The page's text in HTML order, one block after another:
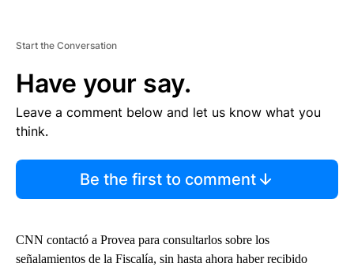
Start the Conversation
Have your say.
Leave a comment below and let us know what you
think.
Be the first to comment
CNN contactó a Provea para consultarlos sobre los
señalamientos de la Fiscalía, sin hasta ahora haber recibido